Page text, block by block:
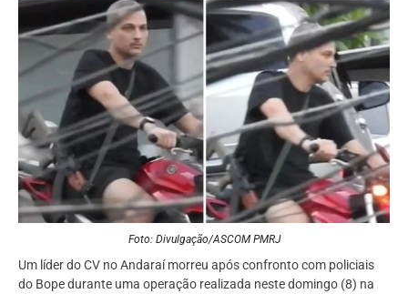
Foto: Divulgação/ASCOM PMRJ
Um líder do CV no Andaraí morreu após confronto com policiais
do Bope durante uma operação realizada neste domingo (8) na